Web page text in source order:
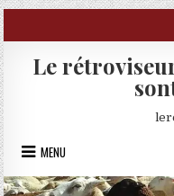
Skip to content
Le
MENU